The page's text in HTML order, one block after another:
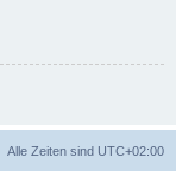
Alle Zeiten sind UTC+02:00